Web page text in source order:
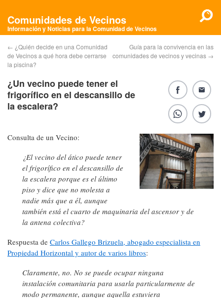
Comunidades de Vecinos
Información y Noticias para la Comunidad de Vecinos
← ¿Quién decide en una Comunidad
de Vecinos a qué hora debe cerrarse
la piscina?
Guía para la convivencia en las
comunidades de vecinos y vecinas →
¿Un vecino puede tener el
frigorífico en el descansillo de
la escalera?
Consulta de un Vecino:
¿El vecino del ático puede tener
el frigorífico en el descansillo de
la escalera porque es el último
piso y dice que no molesta a
nadie más que a él, aunque
también está el cuarto de maquinaria del ascensor y de
la antena colectiva?
Respuesta de Carlos Gallego Brizuela, abogado especialista en
Propiedad Horizontal y autor de varios libros:
Claramente, no. No se puede ocupar ninguna
instalación comunitaria para usarla particularmente de
modo permanente, aunque aquella estuviera